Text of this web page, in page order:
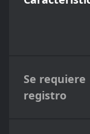
Se requiere
registro